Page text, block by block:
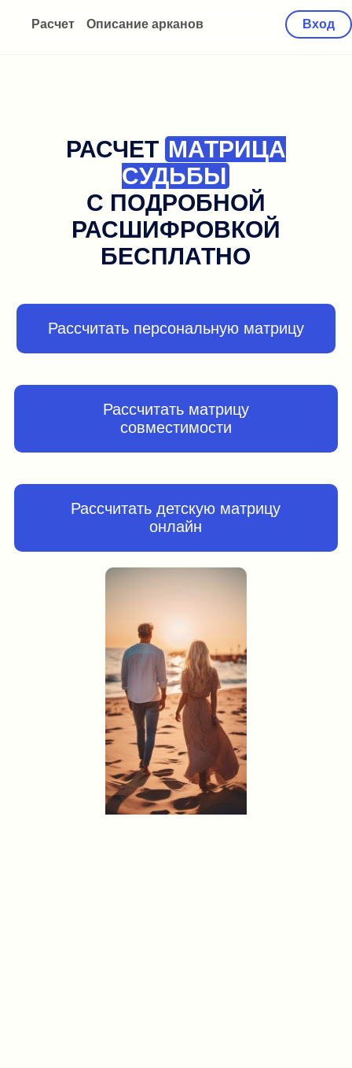
Расчет Описание арканов Вход
РАСЧЕТ МАТРИЦА
СУДЬБЫ
С ПОДРОБНОЙ
РАСШИФРОВКОЙ
БЕСПЛАТНО
Рассчитать персональную матрицу
Рассчитать матрицу
совместимости
Рассчитать детскую матрицу
онлайн